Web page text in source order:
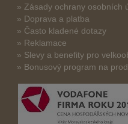
» Zásady ochrany osobních
» Doprava a platba
» Často kladené dotazy
» Reklamace
» Slevy a benefity pro
» Bonusový program na